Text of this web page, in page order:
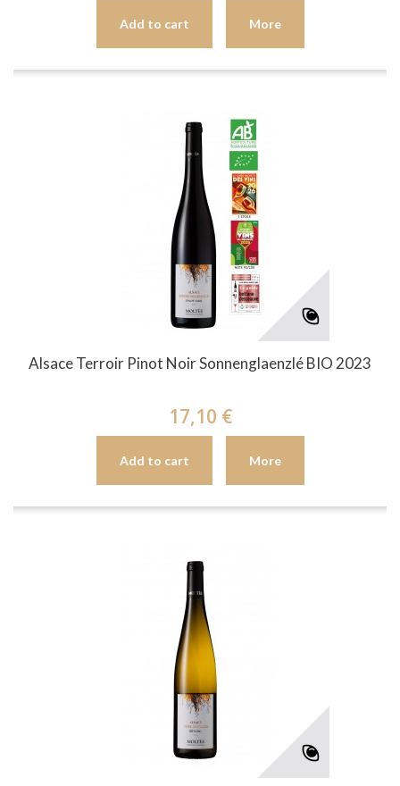
Add to cart More
Alsace Terroir Pinot Noir Sonnenglaenzlé BIO 2023
17,10 €
Add to cart More